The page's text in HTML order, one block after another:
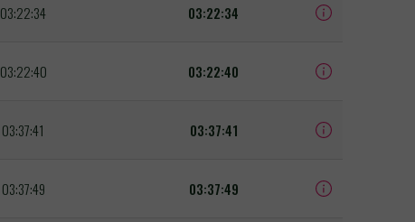
03:22:34 03:22:34
03:22:40 03:22:40
03:37:41 03:37:41
03:37:49 03:37:49